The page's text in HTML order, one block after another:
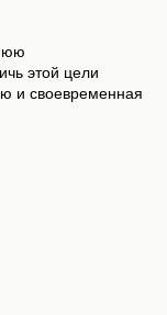
этой цели
и своевременная